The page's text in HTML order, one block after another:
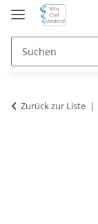
Zurück zur Liste